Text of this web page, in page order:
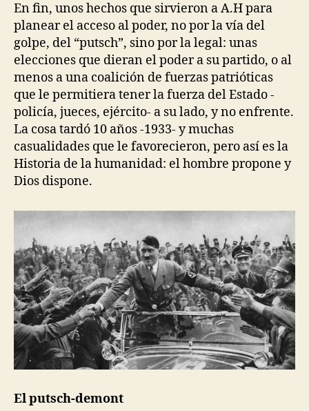
En fin, unos hechos que sirvieron a A.H para
planear el acceso al poder, no por la vía del
golpe, del “putsch”, sino por la legal: unas
elecciones que dieran el poder a su partido, o al
menos a una coalición de fuerzas patrióticas
que le permitiera tener la fuerza del Estado -
policía, jueces, ejército- a su lado, y no enfrente.
La cosa tardó 10 años -1933- y muchas
casualidades que le favorecieron, pero así es la
Historia de la humanidad: el hombre propone y
Dios dispone.
El putsch-demont